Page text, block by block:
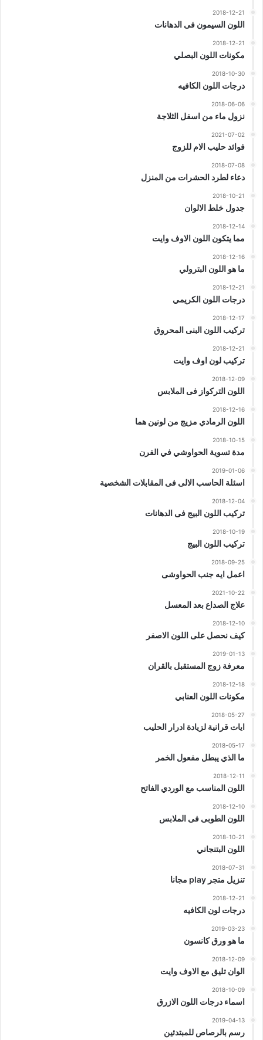
2018-12-21
اللون السيمون فى الدهانات
2018-12-21
مكونات اللون البصلي
2018-10-30
درجات اللون الكافيه
2018-06-06
نزول ماء من اسفل الثلاجة
2021-07-02
فوائد حليب الام للزوج
2018-07-08
دعاء لطرد الحشرات من المنزل
2018-10-21
جدول خلط الالوان
2018-12-14
مما يتكون اللون الاوف وايت
2018-12-16
ما هو اللون البترولي
2018-12-21
درجات اللون الكريمي
2018-12-17
تركيب اللون البنى المحروق
2018-12-21
تركيب لون اوف وايت
2018-12-09
اللون التركواز فى الملابس
2018-12-16
اللون الرمادي مزيج من لونين هما
2018-10-15
مدة تسوية الحواوشي في الفرن
2019-01-06
اسئلة الحاسب الالى فى المقابلات الشخصية
2018-12-04
تركيب اللون البيج فى الدهانات
2018-10-19
تركيب اللون البيج
2018-09-25
اعمل ايه جنب الحواوشى
2021-10-22
علاج الصداع بعد المعسل
2018-12-10
كيف نحصل على اللون الاصفر
2019-01-13
معرفة زوج المستقبل بالقران
2018-12-18
مكونات اللون العنابي
2018-05-27
ايات قرانية لزيادة ادرار الحليب
2018-05-17
ما الذي يبطل مفعول الخمر
2018-12-11
اللون المناسب مع الوردي الفاتح
2018-12-10
اللون الطوبى فى الملابس
2018-10-21
اللون البتنجاني
2018-07-31
تنزيل متجر play مجانا
2018-12-21
درجات لون الكافيه
2019-03-23
ما هو ورق كانسون
2018-12-09
الوان تليق مع الاوف وايت
2018-10-09
اسماء درجات اللون الازرق
2019-04-13
رسم بالرصاص للمبتدئين